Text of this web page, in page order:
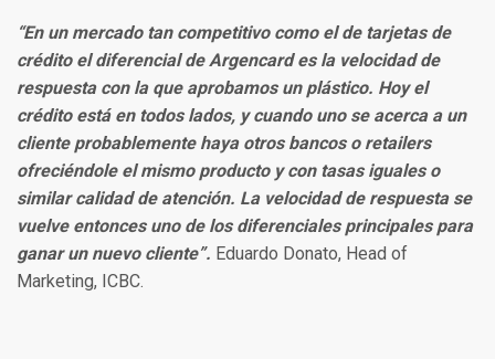
“En un mercado tan competitivo como el de tarjetas de
crédito el diferencial de Argencard es la velocidad de
respuesta con la que aprobamos un plástico. Hoy el
crédito está en todos lados, y cuando uno se acerca a un
cliente probablemente haya otros bancos o retailers
ofreciéndole el mismo producto y con tasas iguales o
similar calidad de atención. La velocidad de respuesta se
vuelve entonces uno de los diferenciales principales para
ganar un nuevo cliente”. Eduardo Donato, Head of
Marketing, ICBC.